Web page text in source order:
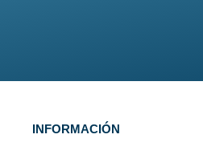
INFORMACIÓN